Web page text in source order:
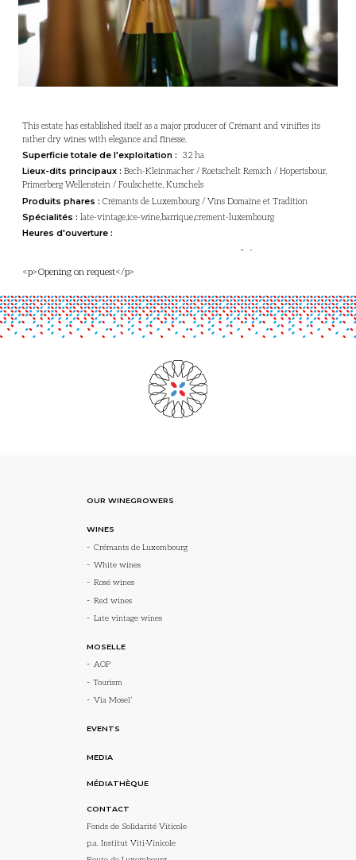
This estate has established itself as a major producer of Crémant and vinifies its
rather dry wines with elegance and finesse.
Superficie totale de l'exploitation :
32 ha
Lieux-dits principaux :Bech-Kleinmacher / Roetschelt Remich / Hopertsbour,
Primerberg Wellenstein / Foulschette, Kurschels
Produits phares :Crémants de Luxembourg / Vins Domaine et Tradition
Spécialités :late-vintage,ice-wine,barrique,crement-luxembourg
Heures d'ouverture :
-
-
<p>Opening on request</p>
OUR WINEGROWERS
WINES
Crémants de Luxembourg
White wines
Rosé wines
Red wines
Late vintage wines
MOSELLE
AOP
Tourism
Via Mosel’
EVENTS
MEDIA
MÉDIATHÈQUE
CONTACT
Fonds de Solidarité Viticole
p.a. Institut Viti-Vinicole